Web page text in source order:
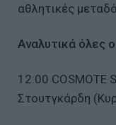
αθλητικές
Αναλυτικά όλες
12:00 COSMOTE
Στουτγκάρδη